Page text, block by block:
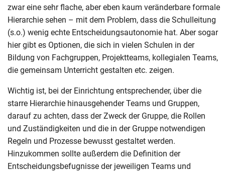
zwar eine sehr flache, aber eben kaum veränderbare formale
Hierarchie sehen – mit dem Problem, dass die Schulleitung
(s.o.) wenig echte Entscheidungsautonomie hat. Aber sogar
hier gibt es Optionen, die sich in vielen Schulen in der
Bildung von Fachgruppen, Projektteams, kollegialen Teams,
die gemeinsam Unterricht gestalten etc. zeigen.
Wichtig ist, bei der Einrichtung entsprechender, über die
starre Hierarchie hinausgehender Teams und Gruppen,
darauf zu achten, dass der Zweck der Gruppe, die Rollen
und Zuständigkeiten und die in der Gruppe notwendigen
Regeln und Prozesse bewusst gestaltet werden.
Hinzukommen sollte außerdem die Definition der
Entscheidungsbefugnisse der jeweiligen Teams und